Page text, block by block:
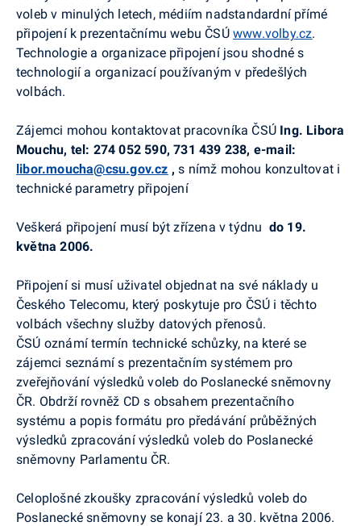
voleb v minulých letech, médiím nadstandardní přímé
připojení k prezentačnímu webu ČSÚ www.volby.cz.
Technologie a organizace připojení jsou shodné s
technologií a organizací používaným v předešlých
volbách.
Zájemci mohou kontaktovat pracovníka ČSÚ Ing. Libora
Mouchu, tel: 274 052 590, 731 439 238, e-mail:
libor.moucha@csu.gov.cz ,s nímž mohou konzultovat i
technické parametry připojení
Veškerá připojení musí být zřízena v týdnu do 19.
května 2006.
Připojení si musí uživatel objednat na své náklady u
Českého Telecomu, který poskytuje pro ČSÚ i těchto
volbách všechny služby datových přenosů.
ČSÚ oznámí termín technické schůzky, na které se
zájemci seznámí s prezentačním systémem pro
zveřejňování výsledků voleb do Poslanecké sněmovny
ČR. Obdrží rovněž CD s obsahem prezentačního
systému a popis formátu pro předávání průběžných
výsledků zpracování výsledků voleb do Poslanecké
sněmovny Parlamentu ČR.
Celoplošné zkoušky zpracování výsledků voleb do
Poslanecké sněmovny se konají 23. a 30. května 2006.